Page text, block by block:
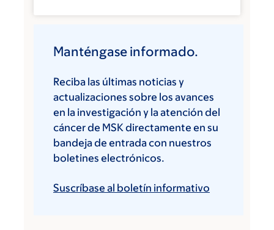
Manténgase informado.
Reciba las últimas noticias y
actualizaciones sobre los avances
en la investigación y la atención del
cáncer de MSK directamente en su
bandeja de entrada con nuestros
boletines electrónicos.
Suscríbase al boletín informativo